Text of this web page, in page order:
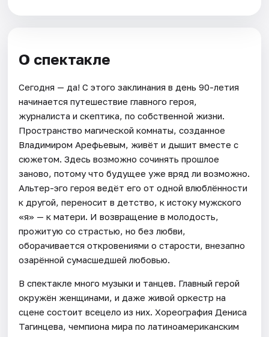
О спектакле
Сегодня — да! С этого заклинания в день 90-летия
начинается путешествие главного героя,
журналиста и скептика, по собственной жизни.
Пространство магической комнаты, созданное
Владимиром Арефьевым, живёт и дышит вместе с
сюжетом. Здесь возможно сочинять прошлое
заново, потому что будущее уже вряд ли возможно.
Альтер-эго героя ведёт его от одной влюблённости
к другой, переносит в детство, к истоку мужского
«я» — к матери. И возвращение в молодость,
прожитую со страстью, но без любви,
оборачивается откровениями о старости, внезапно
озарённой сумасшедшей любовью.
В спектакле много музыки и танцев. Главный герой
окружён женщинами, и даже живой оркестр на
сцене состоит всецело из них. Хореография Дениса
Тагинцева, чемпиона мира по латиноамериканским